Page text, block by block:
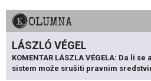
KOLUMNA
LÁSZLÓ VÉGEL
KOMENTAR LÁSZLA VÉGELA: Da li
sistem može srušiti pravnim